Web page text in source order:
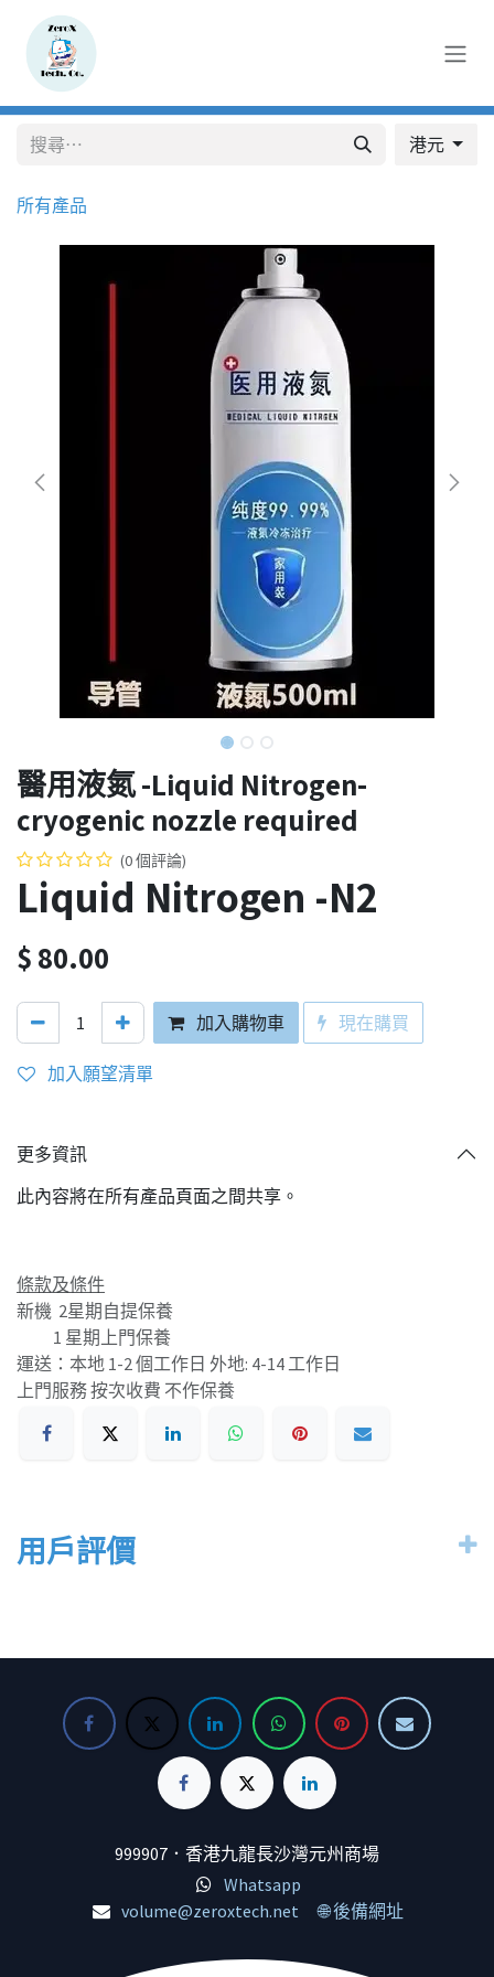
跳至內容
所有產品
港元
醫用液氮 -Liquid Nitrogen-
cryogenic nozzle required
(0 個評論)
Liquid Nitrogen -N2
$80.00
加入購物車 現在購買
加入願望清單
更多資訊
此內容將在所有產品頁面之間共享。
條款及條件
新機 2星期自提保養
1 星期上門保養
運送：本地 1-2 個工作日 外地: 4-14 工作日
上門服務 按次收費 不作保養
用戶評價
999907．香港九龍長沙灣元州商場
Whatsapp
volume@zeroxtech.net
🌐 後備網址